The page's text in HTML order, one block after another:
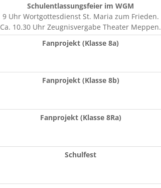
Schulentlassungsfeier im WGM
9 Uhr Wortgottesdienst St. Maria zum Frieden.
Ca. 10.30 Uhr Zeugnisvergabe Theater Meppen.
Fanprojekt (Klasse 8a)
Fanprojekt (Klasse 8b)
Fanprojekt (Klasse 8Ra)
Schulfest